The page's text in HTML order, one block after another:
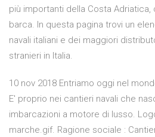
più importanti della Costa Adriatica,
barca. In questa pagina trovi un
navali italiani e dei maggiori
stranieri in Italia.
10 nov 2018 Entriamo oggi nel
E' proprio nei cantieri navali che
imbarcazioni a motore di lusso.
marche.gif. Ragione sociale :